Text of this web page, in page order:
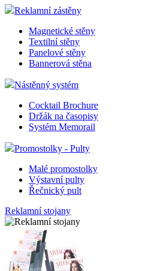
Reklamní zástěny
Magnetické stěny
Textilní stěny
Panelové stěny
Bannerová stěna
Nástěnný systém
Cocktail Brochure
Držák na časopisy
Systém Memorail
Promostolky - Pulty
Malé promostolky
Výstavní pulty
Řečnický pult
Reklamní stojany